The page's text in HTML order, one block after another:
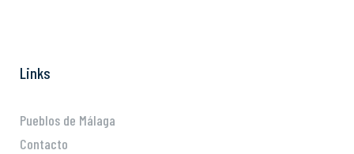
Links
Pueblos de Málaga
Contacto